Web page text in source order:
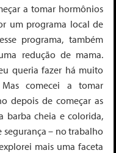
a tomar hormônios
um programa local de
programa, também
redução de mama.
queria fazer há muito
comecei a tomar
depois de começar as
barba cheia e colorida,
segurança – no trabalho
mais uma faceta